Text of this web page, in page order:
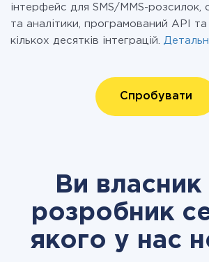
інтерфейс для SMS/MMS-розсилок,
та аналітики, програмований API та
кількох десятків інтеграцій.
Спробувати
Ви власник
розробник
якого у нас